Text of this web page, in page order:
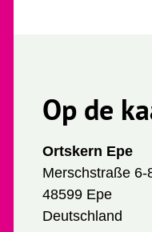
Op de
Ortskern Epe
Merschstraße 6-
48599 Epe
Deutschland